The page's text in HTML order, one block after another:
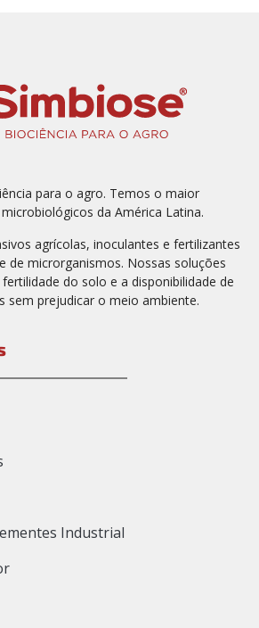
para o agro. Temos o maior
da América Latina.
agrícolas, inoculantes e fertilizantes
de microrganismos. Nossas soluções
do solo e a disponibilidade de
sem prejudicar o meio ambiente.
Industrial